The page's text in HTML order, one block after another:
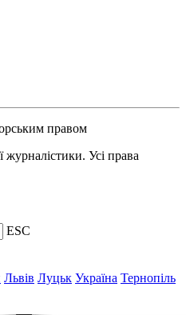
правом
Усі права
ESC
Львів Луцьк Україна Тернопіль